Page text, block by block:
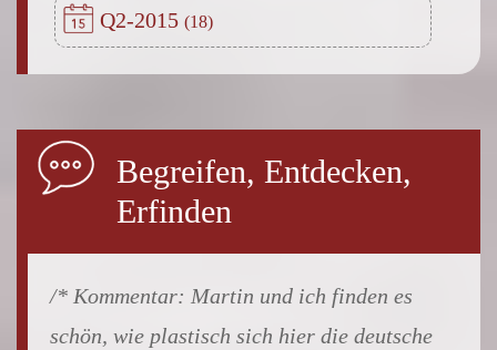
Q2-2015
Begreifen, Entdecken,
Erfinden
Martin und ich finden es
schön, wie plastisch sich hier die deutsche